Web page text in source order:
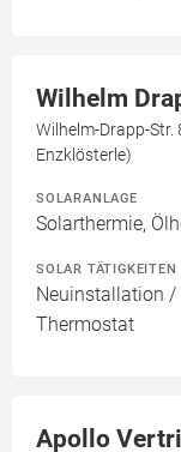
Wilhelm
Wilhelm-Drapp-Str.
Enzklösterle)
SOLARANLAGE
Solarthermie,
SOLAR TÄTIGKEITEN
Neuinstallation /
Thermostat
Apollo